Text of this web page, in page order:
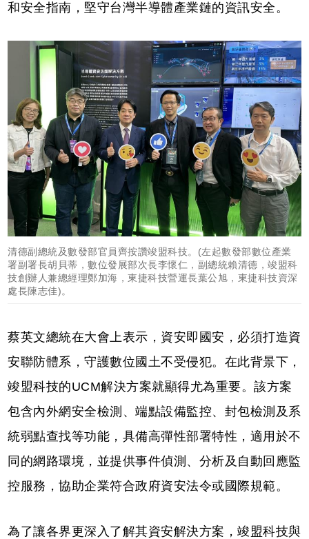
和安全指南，堅守台灣半導體產業鏈的資訊安全。
清德副總統及數發部官員齊按讚竣盟科技。(左起數發部數位產業
署副署長胡貝蒂，數位發展部次長李懷仁，副總統賴清德，竣盟科
技創辦人兼總經理鄭加海，東捷科技營運長葉公旭，東捷科技資深
處長陳志佳)。
蔡英文總統在大會上表示，資安即國安，必須打造資
安聯防體系，守護數位國土不受侵犯。在此背景下，
竣盟科技的UCM解決方案就顯得尤為重要。該方案
包含內外網安全檢測、端點設備監控、封包檢測及系
統弱點查找等功能，具備高彈性部署特性，適用於不
同的網路環境，並提供事件偵測、分析及自動回應監
控服務，協助企業符合政府資安法令或國際規範。
為了讓各界更深入了解其資安解決方案，竣盟科技與